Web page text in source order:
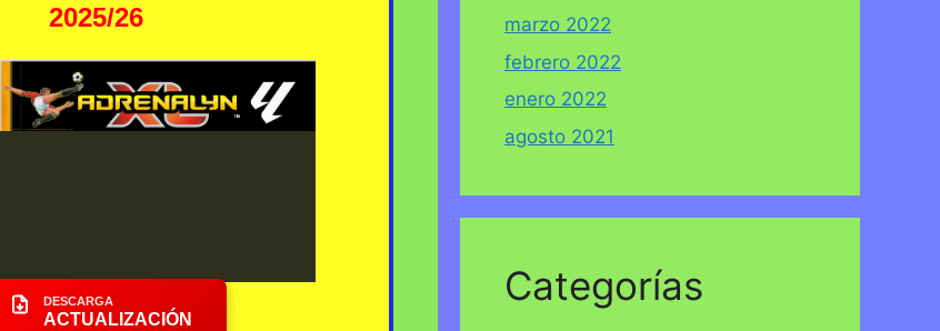
2025/26
DESCARGA
ACTUALIZACIÓN
marzo 2022
febrero 2022
enero 2022
agosto 2021
Categorías